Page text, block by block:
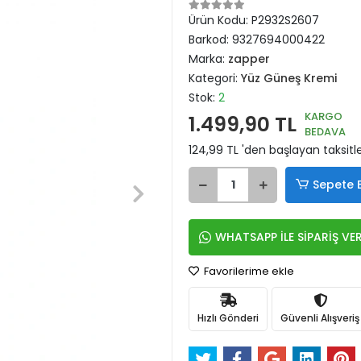
Ürün Kodu: P2932S2607
Barkod: 9327694000422
Marka: zapper
Kategori: Yüz Güneş Kremi
Stok: 2
1.499,90 TL KARGO
BEDAVA
124,99 TL 'den başlayan
Sepete
WHATSAPP İLE SİPARİŞ
Favorilerime ekle
Hızlı Gönderi Güvenli Alışveriş